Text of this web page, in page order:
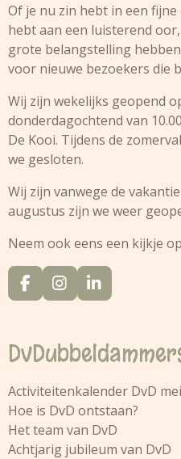
Of je nu zin hebt in een
hebt aan een luisterend
grote belangstelling
voor nieuwe bezoekers die
Wij zijn wekelijks geopend
donderdagochtend van
De Kooi. Tijdens de
we gesloten.
Wij zijn vanwege de
augustus zijn we weer
Neem ook eens een kijkje
F
a
b
o
k
I
n
a
g
a
m
L
i
e
d
n
Activiteitenkalender DvD mei
Hoe is DvD ontstaan?
Het team van DvD
Achtjarig jubileum van DvD